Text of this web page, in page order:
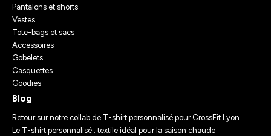
Pantalons et shorts
Vestes
Tote-bags et sacs
Accessoires
Gobelets
Casquettes
Goodies
Blog
Retour sur notre collab de T-shirt personnalisé pour CrossFit Lyon
Le T-shirt personnalisé : textile idéal pour la saison chaude